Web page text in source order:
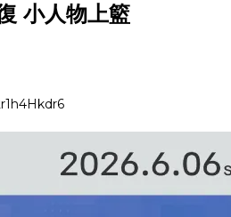
小人物上籃